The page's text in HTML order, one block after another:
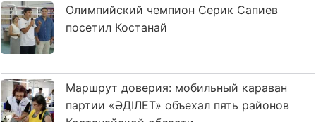
Олимпийский чемпион Серик Сапиев
посетил Костанай
Маршрут доверия: мобильный караван
партии «ӘДІЛЕТ» объехал пять районов